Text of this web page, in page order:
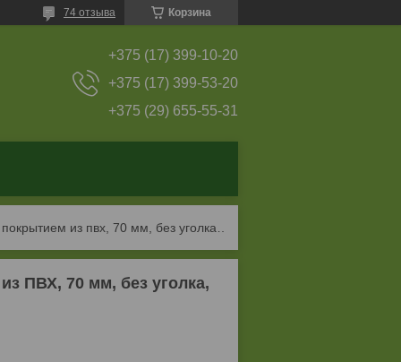
Корзина
74 отзыва
+375 (17) 399-10-20
+375 (17) 399-53-20
+375 (29) 655-55-31
ПВХ, 70 мм, без уголка,